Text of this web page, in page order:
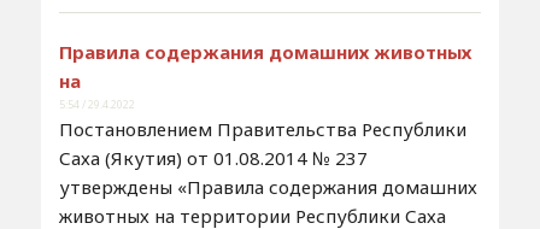
Правила содержания домашних животных
на
5:54 / 29.4.2022
Постановлением Правительства Республики
Саха (Якутия) от 01.08.2014 № 237
утверждены «Правила содержания домашних
животных на территории Республики Саха